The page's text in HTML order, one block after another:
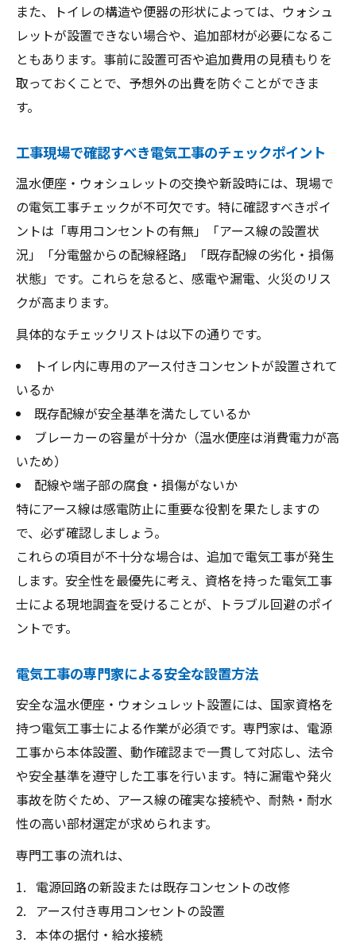
また、トイレの構造や便器の形状によっては、ウォシュ
レットが設置できない場合や、追加部材が必要になるこ
ともあります。事前に設置可否や追加費用の見積もりを
取っておくことで、予想外の出費を防ぐことができま
す。
工事現場で確認すべき電気工事のチェックポイント
温水便座・ウォシュレットの交換や新設時には、現場で
の電気工事チェックが不可欠です。特に確認すべきポイ
ントは「専用コンセントの有無」「アース線の設置状
況」「分電盤からの配線経路」「既存配線の劣化・損傷
状態」です。これらを怠ると、感電や漏電、火災のリス
クが高まります。
具体的なチェックリストは以下の通りです。
トイレ内に専用のアース付きコンセントが設置されて
いるか
既存配線が安全基準を満たしているか
ブレーカーの容量が十分か（温水便座は消費電力が高
いため）
配線や端子部の腐食・損傷がないか
特にアース線は感電防止に重要な役割を果たしますの
で、必ず確認しましょう。
これらの項目が不十分な場合は、追加で電気工事が発生
します。安全性を最優先に考え、資格を持った電気工事
士による現地調査を受けることが、トラブル回避のポイ
ントです。
電気工事の専門家による安全な設置方法
安全な温水便座・ウォシュレット設置には、国家資格を
持つ電気工事士による作業が必須です。専門家は、電源
工事から本体設置、動作確認まで一貫して対応し、法令
や安全基準を遵守した工事を行います。特に漏電や発火
事故を防ぐため、アース線の確実な接続や、耐熱・耐水
性の高い部材選定が求められます。
専門工事の流れは、
電源回路の新設または既存コンセントの改修
アース付き専用コンセントの設置
本体の据付・給水接続